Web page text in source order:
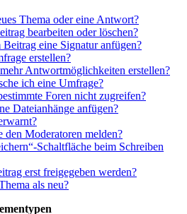
Thema oder eine Antwort?
bearbeiten oder löschen?
eine Signatur anfügen?
erstellen?
Antwortmöglichkeiten erstellen?
ich eine Umfrage?
Foren nicht zugreifen?
Dateianhänge anfügen?
den Moderatoren melden?
Schaltfläche beim Schreiben
erst freigegeben werden?
als neu?